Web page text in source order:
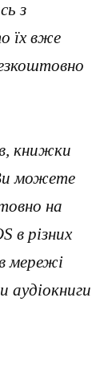
з
їх вже
книжки
можете
на
в різних
мережі
аудіокниги